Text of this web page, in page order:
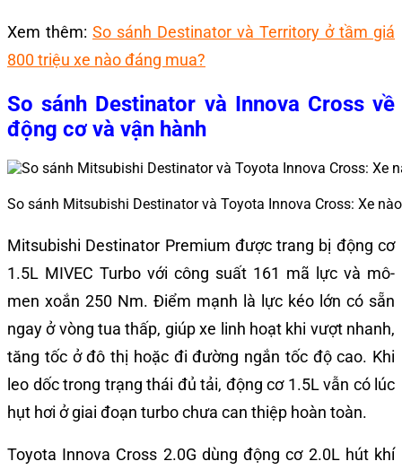
Xem thêm: So sánh Destinator và Territory ở tầm giá
800 triệu xe nào đáng mua?
So sánh Destinator và Innova Cross về
động cơ và vận hành
So sánh Mitsubishi Destinator và Toyota Innova Cross: Xe
Mitsubishi Destinator Premium được trang bị động cơ
1.5L MIVEC Turbo với công suất 161 mã lực và mô-
men xoắn 250 Nm. Điểm mạnh là lực kéo lớn có sẵn
ngay ở vòng tua thấp, giúp xe linh hoạt khi vượt nhanh,
tăng tốc ở đô thị hoặc đi đường ngắn tốc độ cao. Khi
leo dốc trong trạng thái đủ tải, động cơ 1.5L vẫn có lúc
hụt hơi ở giai đoạn turbo chưa can thiệp hoàn toàn.
Toyota Innova Cross 2.0G dùng động cơ 2.0L hút khí